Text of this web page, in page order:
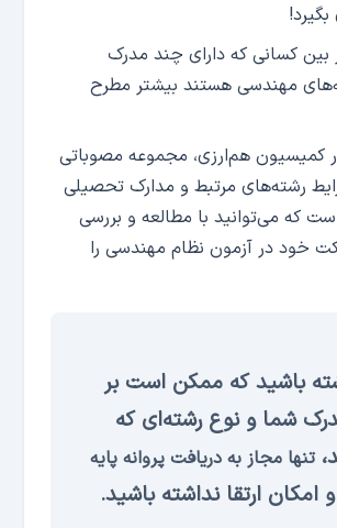
کسانی که دارای چند مدرک
مهندسی هستند بیشتر مطرح
کمیسیون هم‌ارزی، مجموعه مصوباتی
رشته‌های مرتبط و مدارک تحصیلی
که می‌توانید با مطالعه و بررسی
خود در آزمون نظام مهندسی را
باشید که ممکن است بر
شما و نوع رشته‌ای که
تنها مجاز به دریافت پروانه پایه
و امکان ارتقا نداشته باشید.